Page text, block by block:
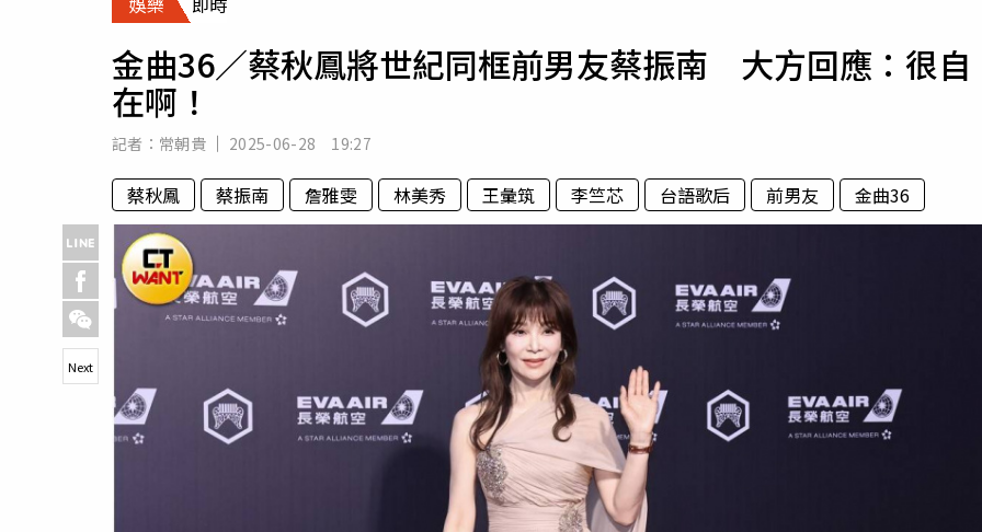
專欄
運勢
金曲36／蔡秋鳳將世紀同框前男友蔡振南 大方回應：很自
在啊！
記者： 常朝貴 2025-06-28 19:27
蔡秋鳳 蔡振南 詹雅雯 林美秀 王彙筑 李竺芯 台語歌后 前男友 金曲36
Next